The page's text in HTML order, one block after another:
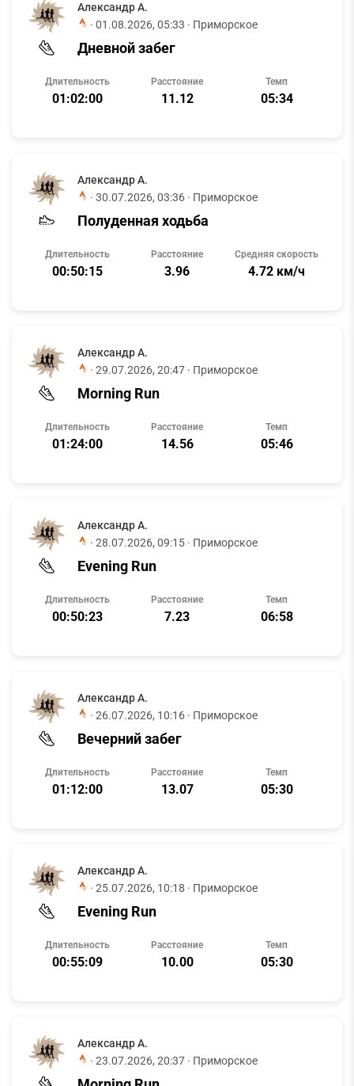
Александр А.
· 01.08.2026, 05:33 · Приморское
Дневной забег
Длительность
01:02:00
Расстояние
11.12
Темп
05:34
Александр А.
· 30.07.2026, 03:36 · Приморское
Полуденная ходьба
Длительность
00:50:15
Расстояние
3.96
Средняя скорость
4.72 км/ч
Александр А.
· 29.07.2026, 20:47 · Приморское
Morning Run
Длительность
01:24:00
Расстояние
14.56
Темп
05:46
Александр А.
· 28.07.2026, 09:15 · Приморское
Evening Run
Длительность
00:50:23
Расстояние
7.23
Темп
06:58
Александр А.
· 26.07.2026, 10:16 · Приморское
Вечерний забег
Длительность
01:12:00
Расстояние
13.07
Темп
05:30
Александр А.
· 25.07.2026, 10:18 · Приморское
Evening Run
Длительность
00:55:09
Расстояние
10.00
Темп
05:30
Александр А.
· 23.07.2026, 20:37 · Приморское